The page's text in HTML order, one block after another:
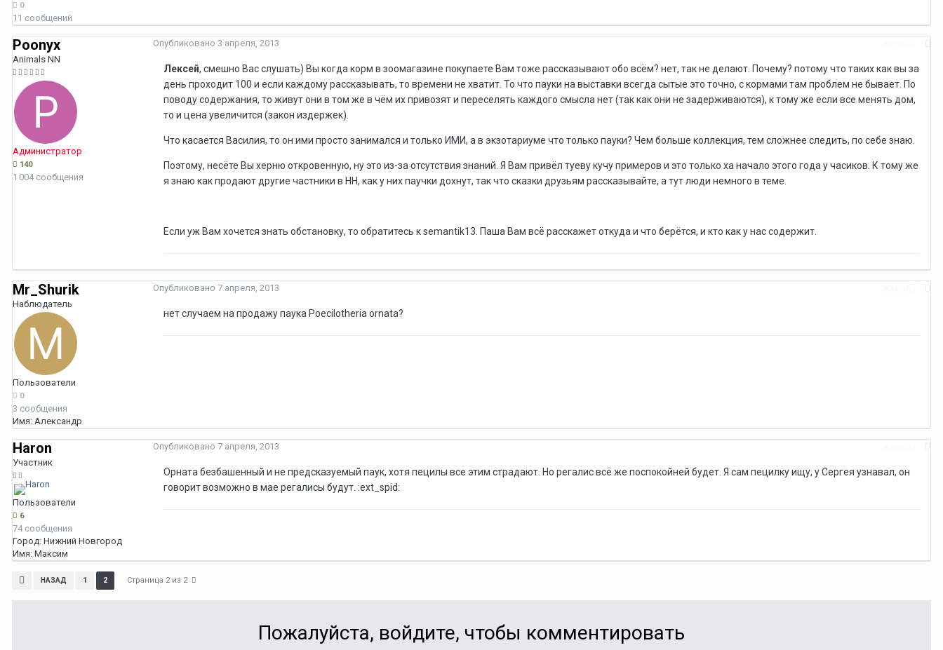
0
11 сообщений
Poonyx
Animals NN
Администратор
140
1 004 сообщения
Опубликовано 3 апреля, 2013
Лексей, смешно Вас слушать) Вы когда корм в зоомагазине покупаете Вам тоже рассказывают обо всём? нет, так не делают. Почему? потому что таких как вы за
день проходит 100 и если каждому рассказывать, то времени не хватит. То что пауки на выставки всегда сытые это точно, с кормами там проблем не бывает. По
поводу содержания, то живут они в том же в чём их привозят и переселять каждого смысла нет (так как они не задерживаются), к тому же если все менять дом,
то и цена увеличится (закон издержек).
Что касается Василия, то он ими просто занимался и только ИМИ, а в экзотариуме что только пауки? Чем больше коллекция, тем сложнее следить, по себе знаю.
Поэтому, несёте Вы херню откровенную, ну это из-за отсутствия знаний. Я Вам привёл туеву кучу примеров и это только ха начало этого года у часиков. К тому же
я знаю как продают другие частники в НН, как у них паучки дохнут, так что сказки друзьям рассказывайте, а тут люди немного в теме.
Если уж Вам хочется знать обстановку, то обратитесь к semantik13. Паша Вам всё расскажет откуда и что берётся, и кто как у нас содержит.
Mr_Shurik
Наблюдатель
Пользователи
0
3 сообщения
Имя: Александр
Опубликовано 7 апреля, 2013
нет случаем на продажу паука Poecilotheria ornata?
Haron
Участник
Пользователи
6
74 сообщения
Город: Нижний Новгород
Имя: Максим
Опубликовано 7 апреля, 2013
Орната безбашенный и не предсказуемый паук, хотя пецилы все этим страдают. Но регалис всё же поспокойней будет. Я сам пецилку ищу, у Сергея узнавал, он
говорит возможно в мае регалисы будут. :ext_spid:
НАЗАД 1 2 Страница 2 из 2
Пожалуйста, войдите, чтобы комментировать